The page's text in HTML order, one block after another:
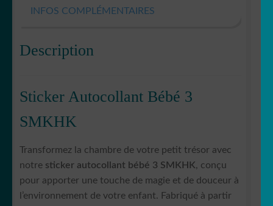
INFOS COMPLÉMENTAIRES
Description
Sticker Autocollant Bébé 3
SMKHK
Transformez la chambre de votre petit trésor avec
notre sticker autocollant bébé 3 SMKHK, conçu
pour apporter une touche de magie et de douceur à
l’environnement de votre enfant. Fabriqué à partir